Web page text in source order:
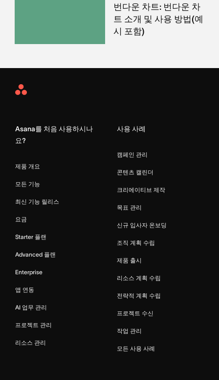
번다운 차트: 번다운 차
트 소개 및 사용 방법(예
시 포함)
Asana
Asana를 처음 사용하시나
요?
제품 개요
모든 기능
최신 기능 릴리스
요금
Starter 플랜
Advanced 플랜
Enterprise
앱 연동
AI 업무 관리
프로젝트 관리
리소스 관리
사용 사례
캠페인 관리
콘텐츠 캘린더
크리에이티브 제작
목표 관리
신규 입사자 온보딩
조직 계획 수립
제품 출시
리소스 계획 수립
전략적 계획 수립
프로젝트 수신
작업 관리
모든 사용 사례